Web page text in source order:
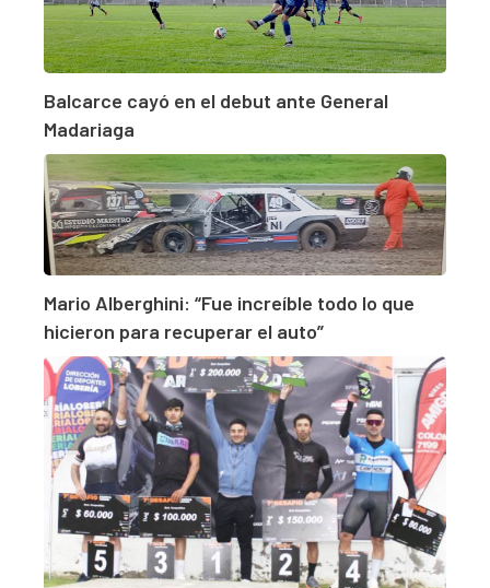
Balcarce cayó en el debut ante General
Madariaga
Mario Alberghini: “Fue increíble todo lo que
hicieron para recuperar el auto”